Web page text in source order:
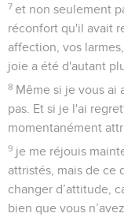
7 et non seulement
réconfort qu'il avait
affection, vos
joie a été d'autant
8 Même si je vous ai
pas. Et si je l'ai
momentanément
9 je me réjouis
attristés, mais de ce
changer d’attitude,
bien que vous